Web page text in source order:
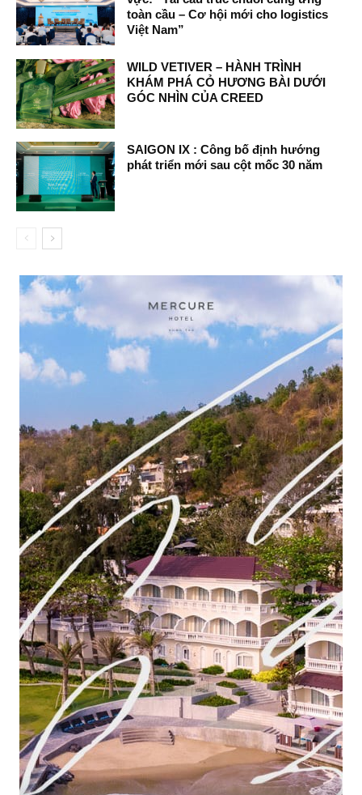
toàn cầu – Cơ hội mới cho logistics
Việt Nam”
WILD VETIVER – HÀNH TRÌNH
KHÁM PHÁ CỎ HƯƠNG BÀI DƯỚI
GÓC NHÌN CỦA CREED
SAIGON IX : Công bố định hướng
phát triển mới sau cột mốc 30 năm